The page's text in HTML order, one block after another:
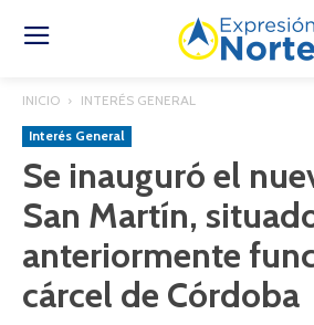
INICIO INTERÉS GENERAL
Interés General
Se inauguró el
San Martín,
anteriormente
cárcel de Córdoba